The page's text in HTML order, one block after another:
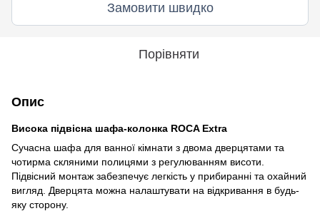
Замовити швидко
Порівняти
Опис
Висока підвісна шафа-колонка ROCA Extra
Сучасна шафа для ванної кімнати з двома дверцятами та
чотирма скляними полицями з регулюванням висоти.
Підвісний монтаж забезпечує легкість у прибиранні та охайний
вигляд. Дверцята можна налаштувати на відкривання в будь-
яку сторону.